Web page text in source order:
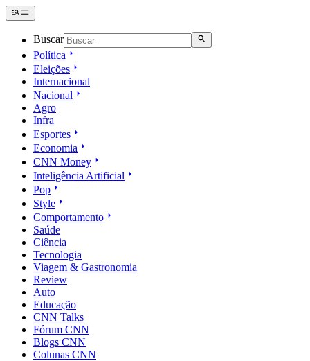
Buscar
Política
Eleições
Internacional
Nacional
Agro
Infra
Esportes
Economia
CNN Money
Inteligência Artificial
Pop
Style
Comportamento
Saúde
Ciência
Tecnologia
Viagem & Gastronomia
Review
Auto
Educação
CNN Talks
Fórum CNN
Blogs CNN
Colunas CNN